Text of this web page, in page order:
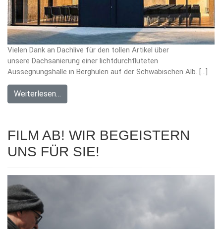
Vielen Dank an Dachlive für den tollen Artikel über
unsere Dachsanierung einer lichtdurchfluteten
Aussegnungshalle in Berghülen auf der Schwäbischen Alb. […]
Weiterlesen…
FILM AB! WIR BEGEISTERN
UNS FÜR SIE!